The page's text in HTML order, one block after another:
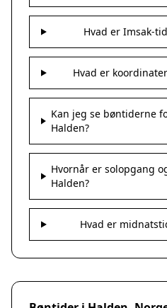
Hvad er Imsak-
Hvad er
Kan jeg se bøntiderne
Halden?
Hvornår er solopgang
Halden?
Hvad er